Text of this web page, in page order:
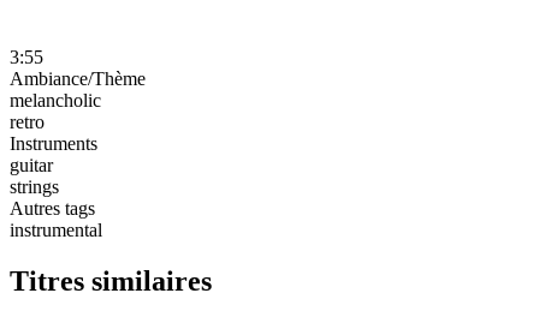
3:55
Ambiance/Thème
melancholic
retro
Instruments
guitar
strings
Autres tags
instrumental
Titres similaires